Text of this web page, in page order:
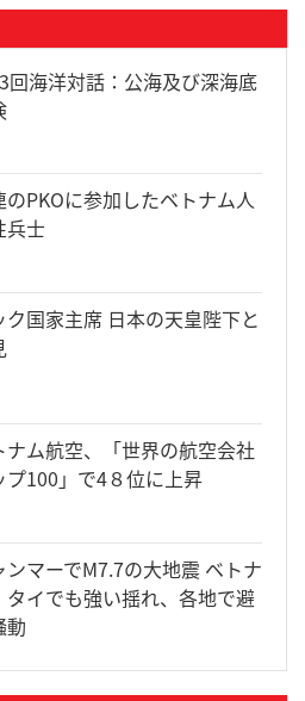
回海洋対話：公海及び深海底
のPKOに参加したベトナム人
兵士
ク国家主席 日本の天皇陛下と
ナム航空、「世界の航空会社
プ100」で4８位に上昇
ンマーでM7.7の大地震 ベトナ
タイでも強い揺れ、各地で避
動